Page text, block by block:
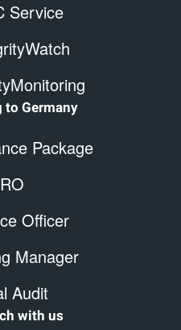
Service
Germany
Package
Officer
Manager
Audit
with us